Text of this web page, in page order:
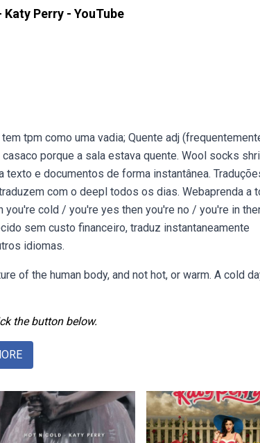
Katy Perry - YouTube
tpm como uma vadia; Quente adj
porque a sala estava quente. Wool socks
e documentos de forma instantânea.
com o deepl todos os dias. Webaprenda a
cold / you're yes then you're no / you're in
sem custo financeiro, traduz instantaneamente
idiomas.
of the human body, and not hot, or warm. A cold
the button below.